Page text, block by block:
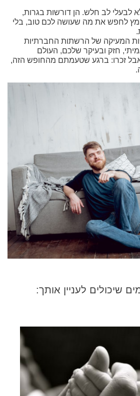
לבעלי לב חלש. הן דורשות בגרות,
לחפש את מה שעושה לכם טוב, בלי
המעיקה של הרשתות החברתיות
חזק ובעיקר שלכם, העולם
זכרו: ברגע שטעמתם מהחופש הזה,
שיכולים לעניין אותך: